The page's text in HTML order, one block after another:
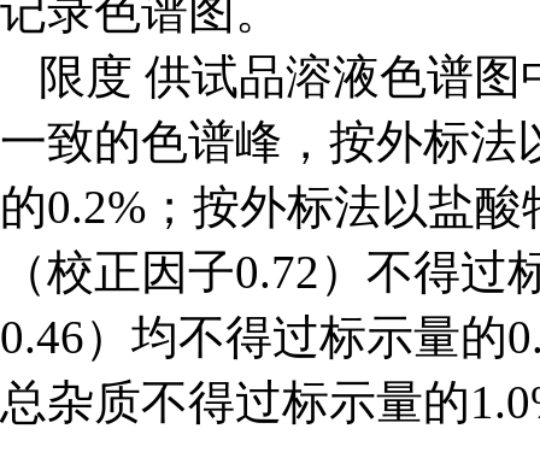
记录色谱图。
限度 供试品溶液色谱
一致的色谱峰，按外标法
的0.2%；按外标法以盐
（校正因子0.72）不得
0.46）均不得过标示量的
总杂质不得过标示量的